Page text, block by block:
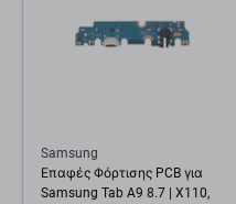
Samsung
Επαφές Φόρτισης PCB για
Samsung Tab A9 8.7 | X110,